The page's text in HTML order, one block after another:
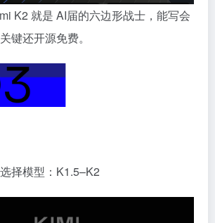
K2 就是 AI届的六边形战士，能写会
键还开源免费。
择模型：K1.5–K2